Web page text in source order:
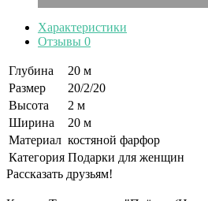
Характеристики
Отзывы 0
Глубина
20 м
Размер
20/2/20
Высота
2 м
Ширина
20 м
Материал костяной фарфор
Категория Подарки для женщин
Рассказать друзьям!